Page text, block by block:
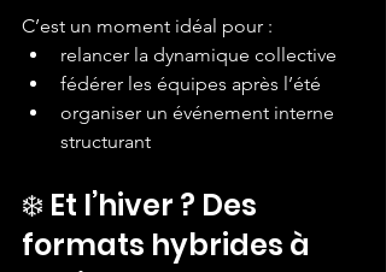
C’est un moment idéal pour :
relancer la dynamique collective
fédérer les équipes après l’été
organiser un événement interne
structurant
❄️ Et l’hiver ? Des
formats hybrides à